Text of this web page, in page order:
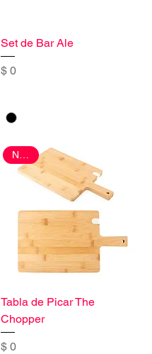
Set de Bar Ale
Precio
$ 0
Nuevo
Tabla de Picar The
Chopper
Precio
$ 0